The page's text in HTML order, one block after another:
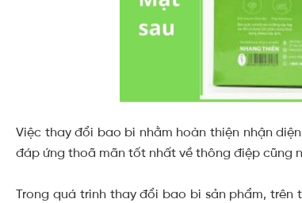
Việc thay đổi bao bì nhằm hoàn thiện nhận
đáp ứng thoã mãn tốt nhất về thông điệp cũng
Trong quá trình thay đổi bao bì sản phẩm, trên